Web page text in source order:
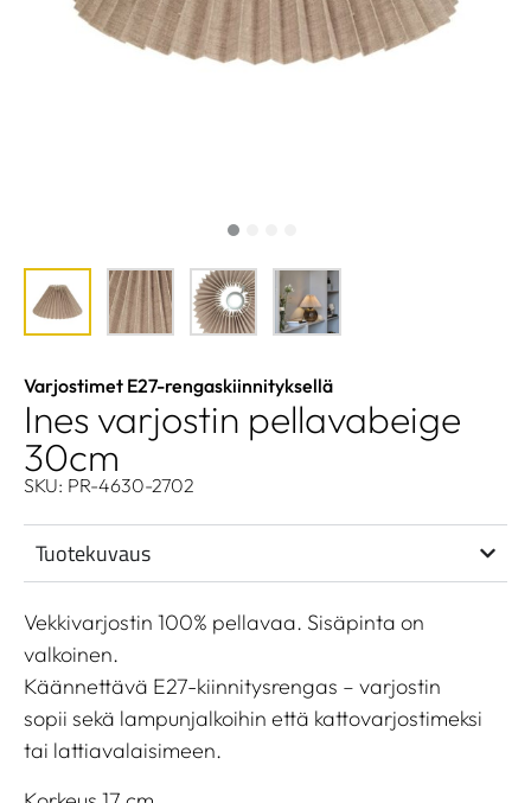
Varjostimet E27-rengaskiinnityksellä
Ines varjostin pellavabeige
30cm
SKU: PR-4630-2702
Tuotekuvaus
Vekkivarjostin 100% pellavaa. Sisäpinta on
valkoinen.
Käännettävä E27-kiinnitysrengas – varjostin
sopii sekä lampunjalkoihin että kattovarjostimeksi
tai lattiavalaisimeen.